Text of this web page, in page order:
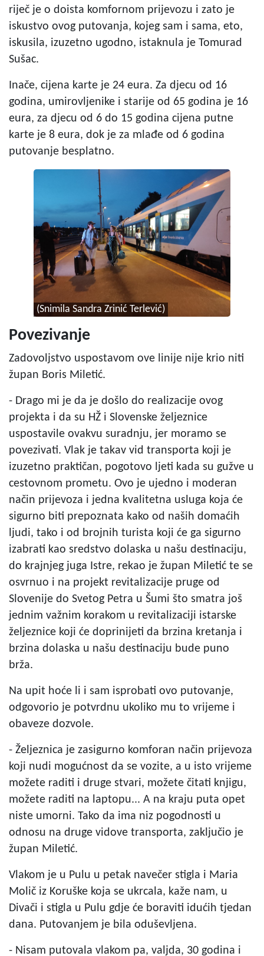
riječ je o doista komfornom prijevozu i zato je
iskustvo ovog putovanja, kojeg sam i sama, eto,
iskusila, izuzetno ugodno, istaknula je Tomurad
Sušac.
Inače, cijena karte je 24 eura. Za djecu od 16
godina, umirovljenike i starije od 65 godina je 16
eura, za djecu od 6 do 15 godina cijena putne
karte je 8 eura, dok je za mlađe od 6 godina
putovanje besplatno.
(Snimila Sandra Zrinić Terlević)
Povezivanje
Zadovoljstvo uspostavom ove linije nije krio niti
župan Boris Miletić.
- Drago mi je da je došlo do realizacije ovog
projekta i da su HŽ i Slovenske željeznice
uspostavile ovakvu suradnju, jer moramo se
povezivati. Vlak je takav vid transporta koji je
izuzetno praktičan, pogotovo ljeti kada su gužve u
cestovnom prometu. Ovo je ujedno i moderan
način prijevoza i jedna kvalitetna usluga koja će
sigurno biti prepoznata kako od naših domaćih
ljudi, tako i od brojnih turista koji će ga sigurno
izabrati kao sredstvo dolaska u našu destinaciju,
do krajnjeg juga Istre, rekao je župan Miletić te se
osvrnuo i na projekt revitalizacije pruge od
Slovenije do Svetog Petra u Šumi što smatra još
jednim važnim korakom u revitalizaciji istarske
željeznice koji će doprinijeti da brzina kretanja i
brzina dolaska u našu destinaciju bude puno
brža.
Na upit hoće li i sam isprobati ovo putovanje,
odgovorio je potvrdnu ukoliko mu to vrijeme i
obaveze dozvole.
- Željeznica je zasigurno komforan način prijevoza
koji nudi mogućnost da se vozite, a u isto vrijeme
možete raditi i druge stvari, možete čitati knjigu,
možete raditi na laptopu... A na kraju puta opet
niste umorni. Tako da ima niz pogodnosti u
odnosu na druge vidove transporta, zaključio je
župan Miletić.
Vlakom je u Pulu u petak navečer stigla i Maria
Molič iz Koruške koja se ukrcala, kaže nam, u
Divači i stigla u Pulu gdje će boraviti idućih tjedan
dana. Putovanjem je bila oduševljena.
- Nisam putovala vlakom pa, valjda, 30 godina i